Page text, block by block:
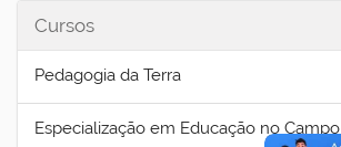
Cursos
Pedagogia da Terra
Especialização em Educação no Campo